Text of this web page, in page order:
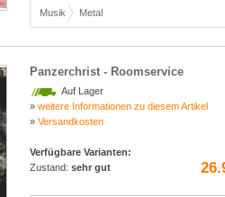
Musik Metal
Panzerchrist - Roomservice
Auf Lager
» weitere Informationen zu diesem Artikel
» Versandkosten
Verfügbare Varianten:
Zustand: sehr gut